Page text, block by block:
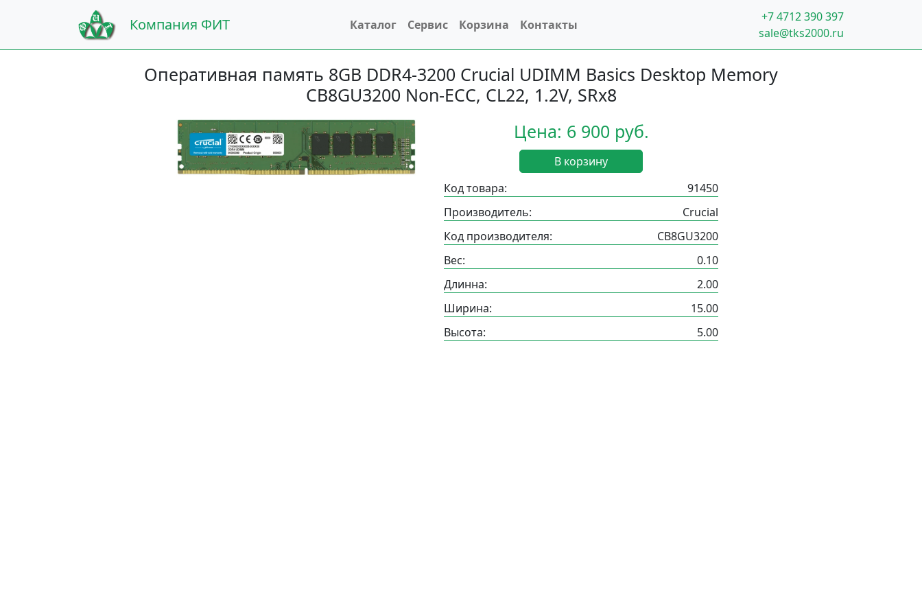
Компания ФИТ Каталог Сервис Корзина Контакты
+7 4712 390 397
sale@tks2000.ru
Оперативная память 8GB DDR4-3200 Crucial UDIMM Basics Desktop Memory
CB8GU3200 Non-ECC, CL22, 1.2V, SRx8
Цена: 6 900 руб.
В корзину
Код товара:
91450
Производитель:
Crucial
Код производителя:
CB8GU3200
Вес:
0.10
Длинна:
2.00
Ширина:
15.00
Высота:
5.00